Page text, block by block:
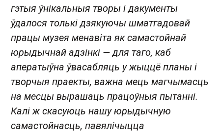
гэтыя ўнікальныя творы і дакументы
ўдалося толькі дзякуючы шматгадовай
працы музея менавіта як самастойнай
юрыдычнай адзінкі — для таго, каб
аператыўна ўвасабляць у жыццё планы і
творчыя праекты, важна мець магчымасць
на месцы вырашаць працоўныя пытанні.
Калі ж скасуюць нашу юрыдычную
самастойнасць, павялічыцца